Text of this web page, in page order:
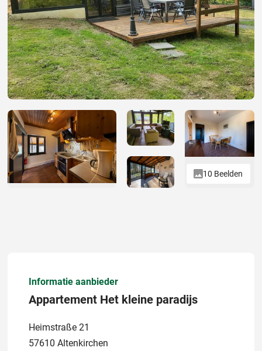
10 Beelden
Informatie aanbieder
Appartement Het kleine paradijs
Heimstraße 21
57610 Altenkirchen